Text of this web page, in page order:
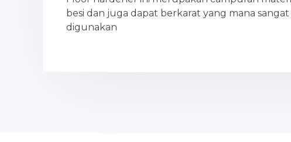
besi dan juga dapat berkarat yang mana sangat
digunakan